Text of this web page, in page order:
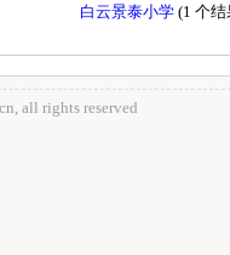
白云景泰小学 (1 个结
all rights reserved